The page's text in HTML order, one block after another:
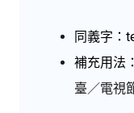
同義字：
補充用法：
臺／電視